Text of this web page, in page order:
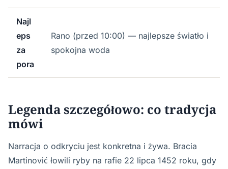
Najl
eps
za
pora
Rano (przed 10:00) — najlepsze światło i
spokojna woda
Legenda szczegółowo: co tradycja
mówi
Narracja o odkryciu jest konkretna i żywa. Bracia
Martinović łowili ryby na rafie 22 lipca 1452 roku, gdy